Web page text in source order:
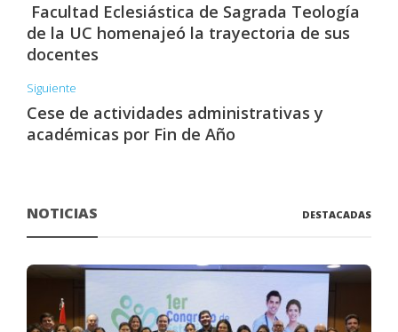
Facultad Eclesiástica de Sagrada Teología
de la UC homenajeó la trayectoria de sus
docentes
Siguiente
Cese de actividades administrativas y
académicas por Fin de Año
NOTICIAS DESTACADAS